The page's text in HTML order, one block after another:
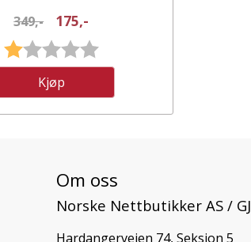
349,-
175,-
Karakter:
1.0 av 5 mulige
Kjøp
Om oss
Norske Nettbutikker AS / GJ
Hardangerveien 74, Seksjon 5